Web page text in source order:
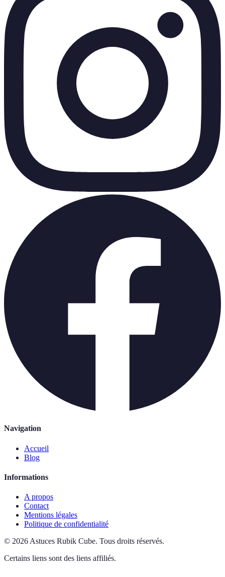
Navigation
Accueil
Blog
Informations
A propos
Contact
Mentions légales
Politique de confidentialité
© 2026 Astuces Rubik Cube. Tous droits réservés.
Certains liens sont des liens affiliés.